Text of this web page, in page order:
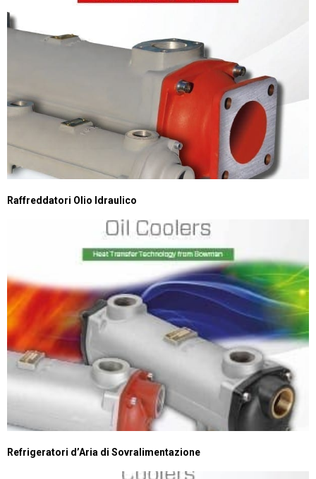
Raffreddatori Olio Idraulico
Refrigeratori d’Aria di Sovralimentazione